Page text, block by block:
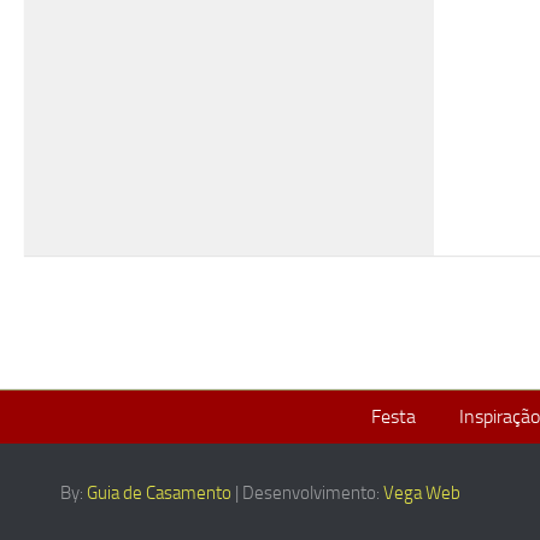
Festa Inspiração
By: Guia de Casamento | Desenvolvimento: Vega Web